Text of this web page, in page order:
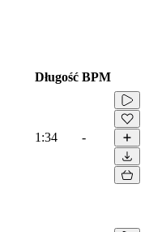
Długość BPM
1:34 -